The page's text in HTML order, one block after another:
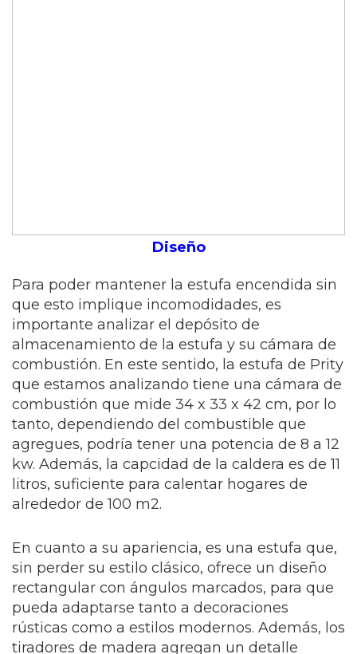
Diseño
Para poder mantener la estufa encendida sin
que esto implique incomodidades, es
importante analizar el depósito de
almacenamiento de la estufa y su cámara de
combustión. En este sentido, la estufa de Prity
que estamos analizando tiene una cámara de
combustión que mide 34 x 33 x 42 cm, por lo
tanto, dependiendo del combustible que
agregues, podría tener una potencia de 8 a 12
kw. Además, la capcidad de la caldera es de 11
litros, suficiente para calentar hogares de
alrededor de 100 m2.
En cuanto a su apariencia, es una estufa que,
sin perder su estilo clásico, ofrece un diseño
rectangular con ángulos marcados, para que
pueda adaptarse tanto a decoraciones
rústicas como a estilos modernos. Además, los
tiradores de madera agregan un detalle